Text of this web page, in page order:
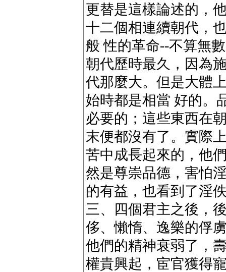
更替是這樣論述的，
十二個相連續朝代，
般 性的革命--不算無
朝代歷時最久，因為
代那麼大。但是大體
始時都是相當 好的。
必要的；這些東西在
末便都沒有了。實際
苦中成長起來的，他
然是尊崇品德，害怕
的有益，也看到了淫
三、四個君主之後，
侈、懶惰、逸樂的俘
他們的精神衰弱了，
權貴興起，宦官獲得